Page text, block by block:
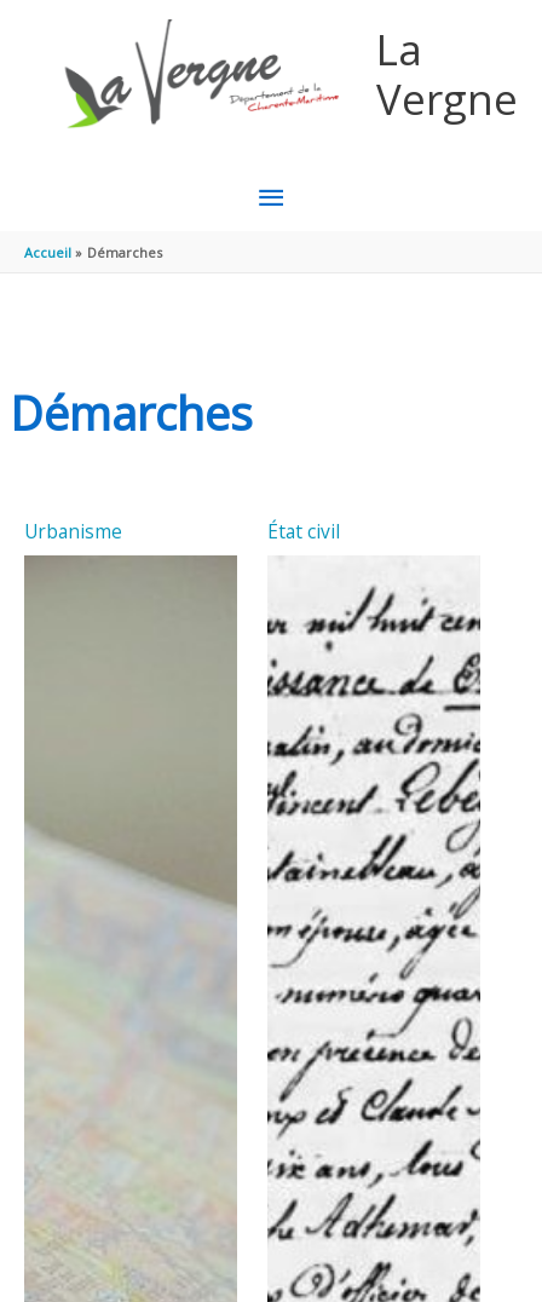
La
Vergne
MENU
Accueil Démarches
Démarches
Urbanisme État civil